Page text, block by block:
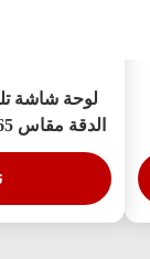
F9A قاد مفتوحة الخلية